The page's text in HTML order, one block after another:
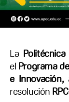
La
el Programa
e Innovación,
resolución